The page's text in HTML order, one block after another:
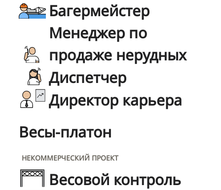
Багермейстер
Менеджер по
продаже нерудных
Диспетчер
Директор карьера
Весы-платон
НЕКОММЕРЧЕСКИЙ ПРОЕКТ
Весовой контроль